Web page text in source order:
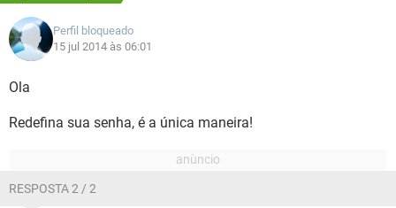
Perfil bloqueado
15 jul 2014 às 06:01
Ola
Redefina sua senha, é a única maneira!
RESPOSTA 2 / 2